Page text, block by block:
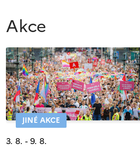
Akce
JINÉ AKCE
3. 8. - 9. 8.